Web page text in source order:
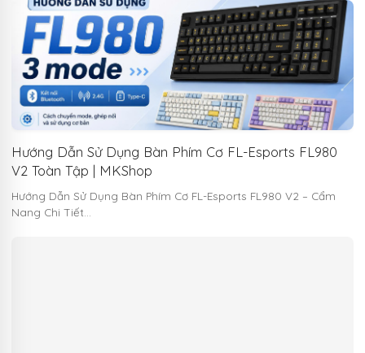
Hướng Dẫn Sử Dụng Bàn Phím Cơ FL-Esports FL980
V2 Toàn Tập | MKShop
Hướng Dẫn Sử Dụng Bàn Phím Cơ FL-Esports FL980 V2 – Cẩm
Nang Chi Tiết…